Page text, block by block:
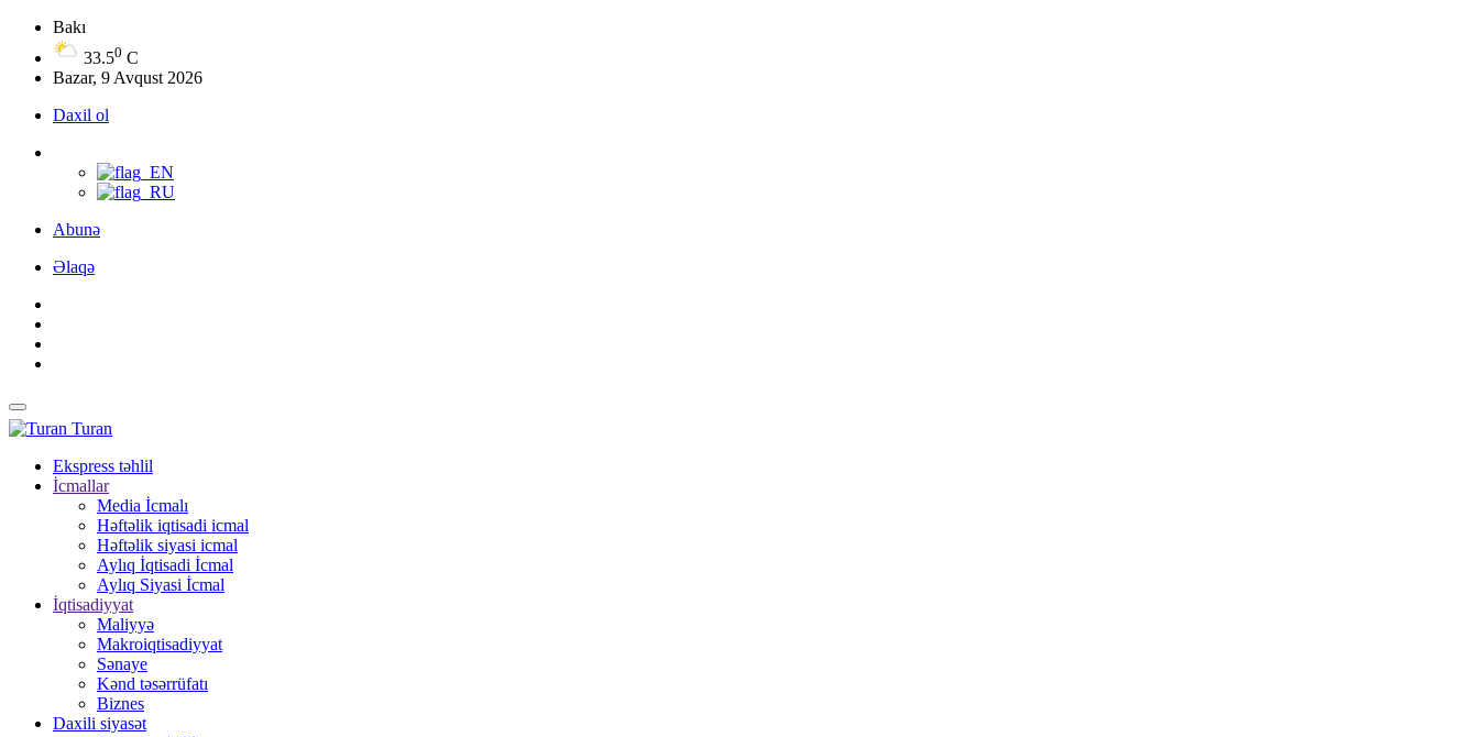
Bakı
33.50 C
Bazar, 9 Avqust 2026
Daxil ol
Abunə
Əlaqə
Turan
Ekspress təhlil
İcmallar
Media İcmalı
Həftəlik iqtisadi icmal
Həftəlik siyasi icmal
Aylıq İqtisadi İcmal
Aylıq Siyasi İcmal
İqtisadiyyat
Maliyyə
Makroiqtisadiyyat
Sənaye
Kənd təsərrüfatı
Biznes
Daxili siyasət